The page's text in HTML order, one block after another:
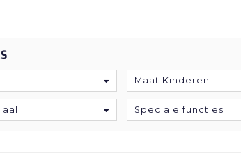
Maat Kinderen
Speciale functies